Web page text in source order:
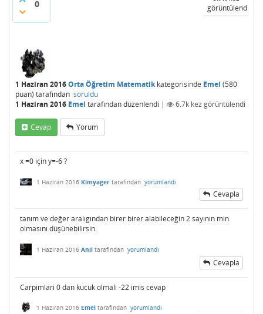
0
görüntülendi
1 Haziran 2016Orta Öğretim Matematikkategorisinde Emel (580
puan) tarafından soruldu
1 Haziran 2016 Emel tarafındandüzenlendi | 6.7k kez görüntülendi
Cevap Yorum
x =0 için y=-6 ?
1 Haziran 2016 Kimyager tarafından yorumlandı
Cevapla
tanım ve değer aralıgından birer birer alabileceğin 2 sayının min
olmasını düşünebilirsin.
1 Haziran 2016 Anil tarafından yorumlandı
Cevapla
Carpimlari 0 dan kucuk olmali -22 imis cevap
1 Haziran 2016 Emel tarafından yorumlandı